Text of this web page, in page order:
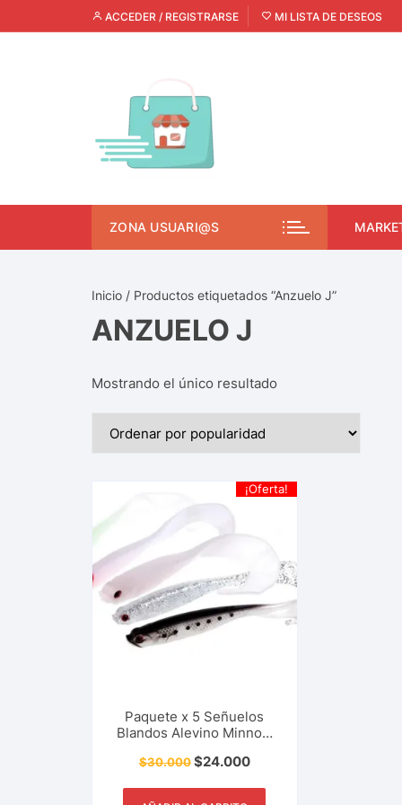
ACCEDER / REGISTRARSE MI LISTA DE DESEOS
ZONA USUARI@S
Inicio / Productos etiquetados “Anzuelo J”
ANZUELO J
Mostrando el único resultado
¡Oferta!
Paquete x 5 Señuelos
Blandos Alevino Minnow
3D, 5.5 gr, 125 mm Pesca
$30.000$24.000